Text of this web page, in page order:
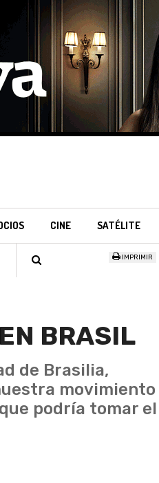
CINE SATÉLITE
IMPRIMIR
BRASIL
de Brasilia,
movimiento
podría tomar el